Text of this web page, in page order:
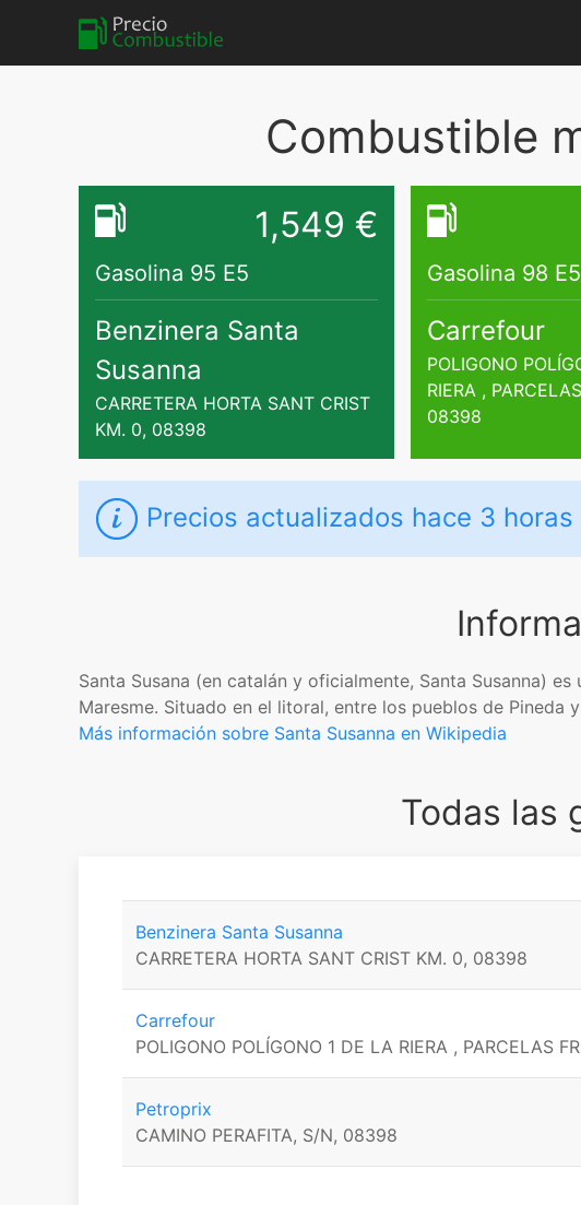
Combustible
1,549 €
Gasolina 95 E5
Benzinera Santa
Susanna
CARRETERA HORTA SANT CRIST
KM. 0, 08398
Gasolina 98 E5
Carrefour
POLIGONO
RIERA ,
08398
Precios actualizados hace 3 horas
Santa Susana​​​ (en catalán y oficialmente, Santa Susanna)
Maresme. Situado en el litoral, entre los pueblos de Pineda
Más información sobre Santa Susanna en Wikipedia
Todas las
Benzinera Santa Susanna
CARRETERA HORTA SANT CRIST KM. 0, 08398
Carrefour
POLIGONO POLÍGONO 1 DE LA RIERA , PARCELAS
Petroprix
CAMINO PERAFITA, S/N, 08398